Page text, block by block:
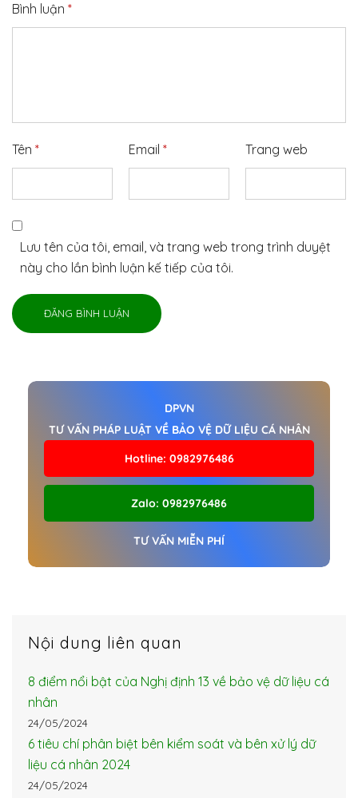
Bình luận *
Tên * Email * Trang web
Lưu tên của tôi, email, và trang web trong trình duyệt
này cho lần bình luận kế tiếp của tôi.
ĐĂNG BÌNH LUẬN
DPVN
TƯ VẤN PHÁP LUẬT VỀ BẢO VỆ DỮ LIỆU CÁ NHÂN
Hotline: 0982976486
Zalo: 0982976486
TƯ VẤN MIỄN PHÍ
Nội dung liên quan
8 điểm nổi bật của Nghị định 13 về bảo vệ dữ liệu cá
nhân
24/05/2024
6 tiêu chí phân biệt bên kiểm soát và bên xử lý dữ
liệu cá nhân 2024
24/05/2024